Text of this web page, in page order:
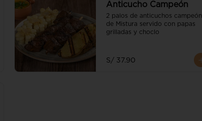
Anticucho Campeón
2 palos de anticuchos campeón
de Mistura servido con papas
grilladas y choclo
S/ 37.90